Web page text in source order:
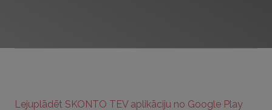
Lejuplādēt SKONTO TEV aplikāciju no Google Play